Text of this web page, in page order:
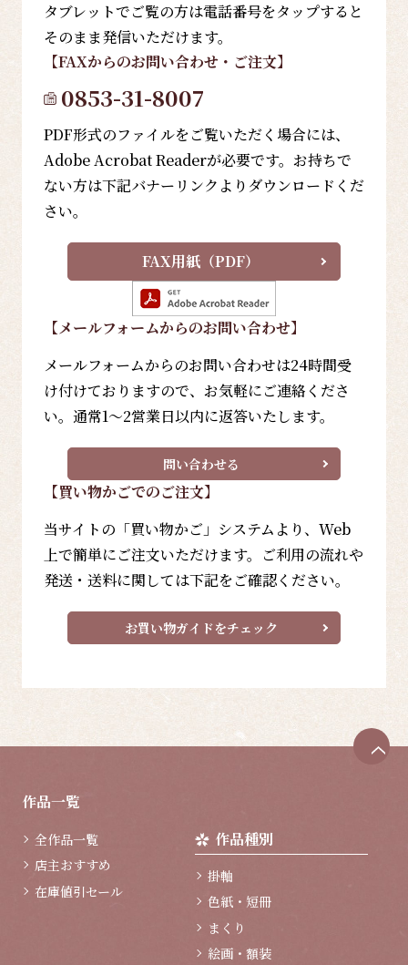
タブレットでご覧の方は電話番号をタップすると
そのまま発信いただけます。
【FAXからのお問い合わせ・ご注文】
0853-31-8007
PDF形式のファイルをご覧いただく場合には、
Adobe Acrobat Readerが必要です。お持ちで
ない方は下記バナーリンクよりダウンロードくだ
さい。
FAX用紙（PDF）
【メールフォームからのお問い合わせ】
メールフォームからのお問い合わせは24時間受
け付けておりますので、お気軽にご連絡くださ
い。通常1～2営業日以内に返答いたします。
問い合わせる
【買い物かごでのご注文】
当サイトの「買い物かご」システムより、Web
上で簡単にご注文いただけます。ご利用の流れや
発送・送料に関しては下記をご確認ください。
お買い物ガイドをチェック
作品一覧
全作品一覧
店主おすすめ
在庫値引セール
作品種別
掛軸
色紙・短冊
まくり
絵画・額装
ペ